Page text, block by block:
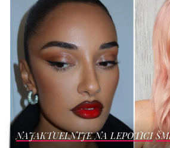
NAJAKTUELNIJE NA LEPOTICI